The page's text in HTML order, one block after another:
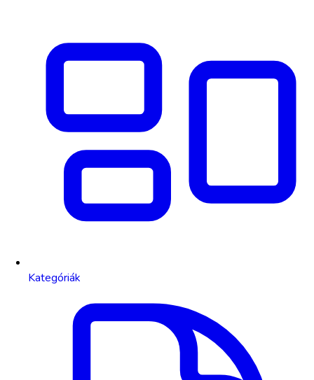
Kategóriák